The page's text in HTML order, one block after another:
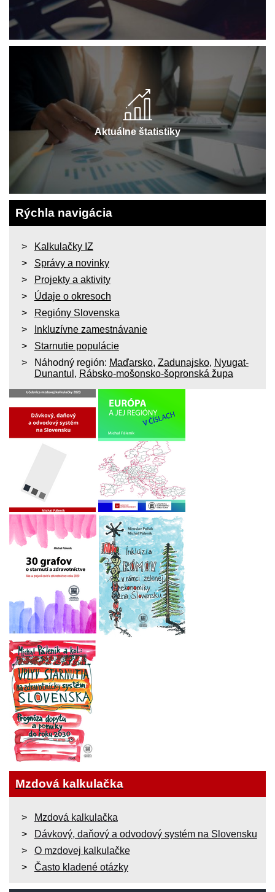
Aktuálne štatistiky
Rýchla navigácia
Kalkulačky IZ
Správy a novinky
Projekty a aktivity
Údaje o okresoch
Regióny Slovenska
Inkluzívne zamestnávanie
Starnutie populácie
Náhodný región: Maďarsko, Zadunajsko, Nyugat-
Dunantul , Rábsko-mošonsko-šopronská župa
Mzdová kalkulačka
Mzdová kalkulačka
Dávkový, daňový a odvodový systém na Slovensku
O mzdovej kalkulačke
Často kladené otázky